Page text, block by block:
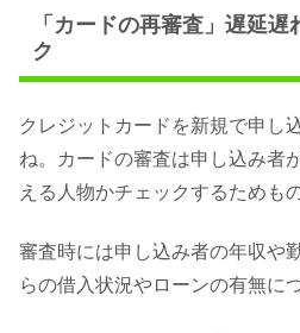
「カードの再審査」遅延
ク
クレジットカードを新規で申し
ね。カードの審査は申し込み者
える人物かチェックするためも
審査時には申し込み者の年収や
らの借入状況やローンの有無に